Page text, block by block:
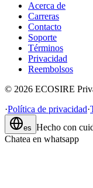
Acerca de
Carreras
Contacto
Soporte
Términos
Privacidad
Reembolsos
© 2026 ECOSIRE
·Política de privacidad·
es Hecho con
Chatea en whatsapp